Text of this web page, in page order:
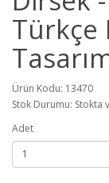
Türkçe
Ürün Kodu: 13470
Stok Durumu: Stokta
Adet